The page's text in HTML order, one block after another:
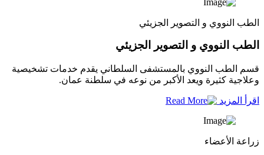
الطب النووي و التصوير الجزيئي
الطب النووي و التصوير الجزيئي
قسم الطب النووي بالمستشفى السلطاني يقدم خدمات تشخيصية
وعلاجية كثيرة ويعد الأكبر من نوعه في سلطنة عمان.
اقرأ المزيد
زراعة الأعضاء